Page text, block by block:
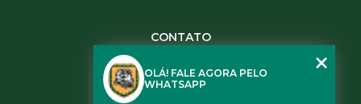
CONTATO
(11) 3461-5871
OLÁ! FALE AGORA PELO
WHATSAPP